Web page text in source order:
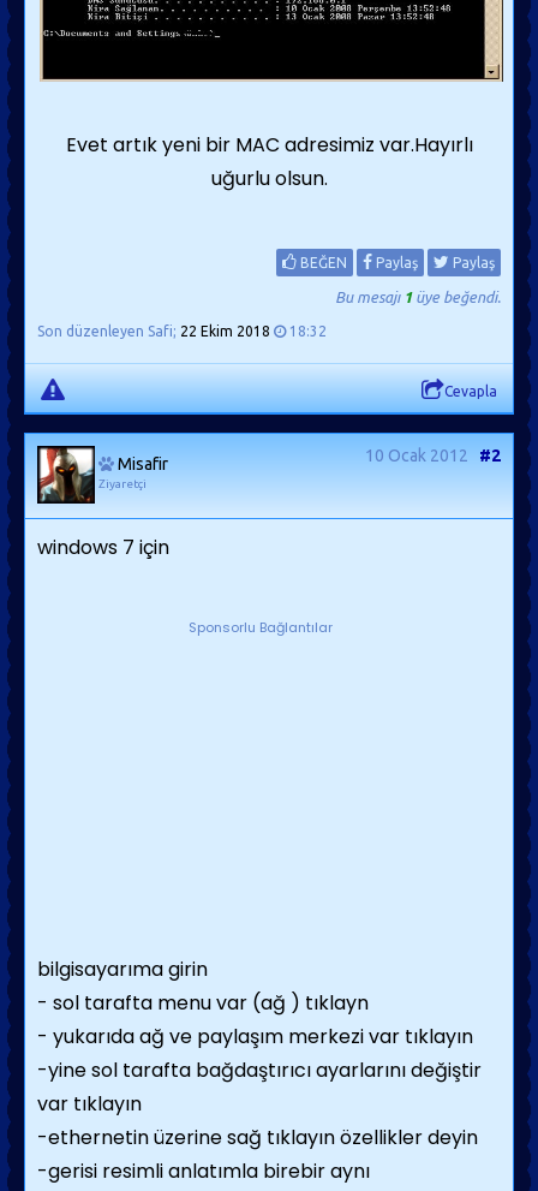
Evet artık yeni bir MAC adresimiz var.Hayırlı
uğurlu olsun.
BEĞEN Paylaş Paylaş
Bu mesajı 1üye beğendi.
Son düzenleyen Safi; 22 Ekim 2018 18:32
Cevapla
Misafir
Ziyaretçi
10 Ocak 2012 #2
windows 7 için
Sponsorlu Bağlantılar
bilgisayarıma girin
- sol tarafta menu var (ağ ) tıklayn
- yukarıda ağ ve paylaşım merkezi var tıklayın
-yine sol tarafta bağdaştırıcı ayarlarını değiştir
var tıklayın
-ethernetin üzerine sağ tıklayın özellikler deyin
-gerisi resimli anlatımla birebir aynı